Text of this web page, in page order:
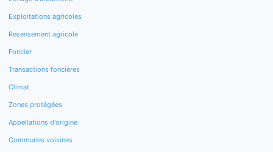
Exploitations agricoles
Recensement agricole
Foncier
Transactions foncières
Climat
Zones protégées
Appellations d'origine
Communes voisines